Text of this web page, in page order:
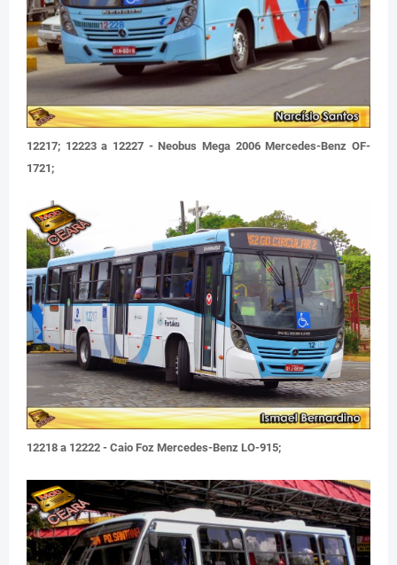
12217; 12223 a 12227 - Neobus Mega 2006 Mercedes-Benz OF-
1721;
12218 a 12222 - Caio Foz Mercedes-Benz LO-915;